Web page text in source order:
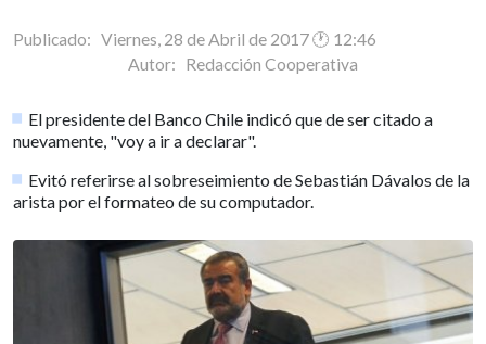
Publicado: Viernes, 28 de Abril de 2017 🕐 12:46
Autor: Redacción Cooperativa
El presidente del Banco Chile indicó que de ser citado a
nuevamente, "voy a ir a declarar".
Evitó referirse al sobreseimiento de Sebastián Dávalos de la
arista por el formateo de su computador.